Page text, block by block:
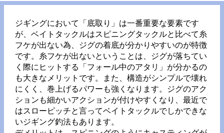
ジギングにおいて「底取り」は一番重要な要素です
が、ベイトタックルはスピニングタックルと比べて糸
フケが出ない為、ジグの着底が分かりやすいのが特徴
です。糸フケが出ないということは、ジグが落ちてい
く際にヒットする「フォール中のアタリ」が分かるの
も大きなメリットです。また、構造がシンプルで壊れ
にくく、巻上げるパワーも強くなります。ジグのアク
ションも細かいアクションが付けやすくなり、最近で
はスローピッチと言ってベイトタックルでしかできな
いジギング釣法もあります。